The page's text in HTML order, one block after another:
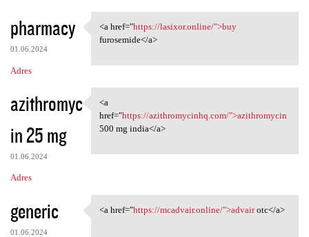
pharmacy
01.06.2024
Adres
<a href="https://lasixor
<a href="https://lasixor.online/">buy
furosemide</a>
azithromyc
in 25 mg
01.06.2024
Adres
<a href="https:/
<a
href="https://azithromycinhq.com/">azithromycin
500 mg india</a>
generic
01.06.2024
<a href="https://mcadvair
<a href="https://mcadvair.online/">advairotc</a>